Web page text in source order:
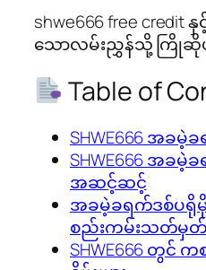
shwe666 free
သောလမ်းညွှန်သို့ ကြို
Table of
SHWE666 အခ
SHWE666 အခ
အဆင့်ဆင့်
အခမဲ့ခရက်ဒစ်ပရိုမို
စည်းကမ်းသတ်မှတ်
SHWE666 တွင်